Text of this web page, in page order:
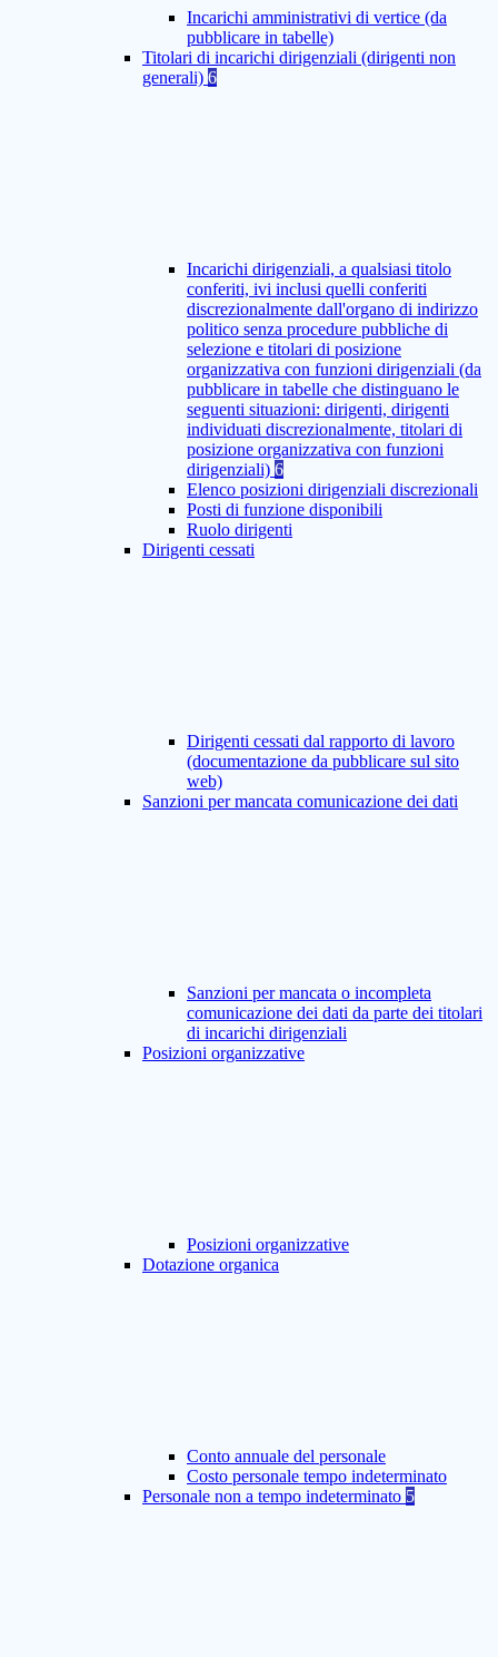
Incarichi amministrativi di vertice (da
pubblicare in tabelle)
Titolari di incarichi dirigenziali (dirigenti non
generali) 6
Incarichi dirigenziali, a qualsiasi titolo
conferiti, ivi inclusi quelli conferiti
discrezionalmente dall'organo di indirizzo
politico senza procedure pubbliche di
selezione e titolari di posizione
organizzativa con funzioni dirigenziali (da
pubblicare in tabelle che distinguano le
seguenti situazioni: dirigenti, dirigenti
individuati discrezionalmente, titolari di
posizione organizzativa con funzioni
dirigenziali) 6
Elenco posizioni dirigenziali discrezionali
Posti di funzione disponibili
Ruolo dirigenti
Dirigenti cessati
Dirigenti cessati dal rapporto di lavoro
(documentazione da pubblicare sul sito
web)
Sanzioni per mancata comunicazione dei dati
Sanzioni per mancata o incompleta
comunicazione dei dati da parte dei titolari
di incarichi dirigenziali
Posizioni organizzative
Posizioni organizzative
Dotazione organica
Conto annuale del personale
Costo personale tempo indeterminato
Personale non a tempo indeterminato 5